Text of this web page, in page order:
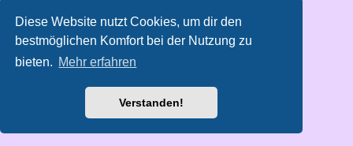
Diese Website nutzt Cookies, um dir den
bestmöglichen Komfort bei der Nutzung zu
bieten. Mehr erfahren
Verstanden!